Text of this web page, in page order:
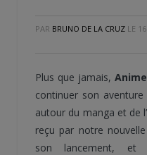
PAR BRUNO DE LA CRUZ LE
Plus que jamais,
continuer son
autour du manga et de
reçu par notre
son lancement,